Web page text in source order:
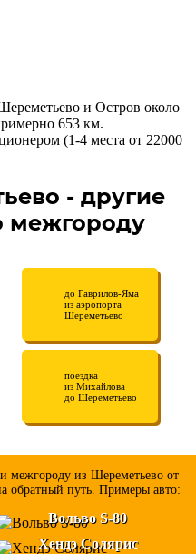
и Остров около
653 км.
(1-4 места от 22000
- другие
межгороду
до Гаврилов-Яма
из аэропорта
Шереметьево
поездка
из Михайлова
до Шереметьево
межгороду из Шереметьево от
обратный путь. Примеры авто:
Вольво S-80
Хендэ Солярис